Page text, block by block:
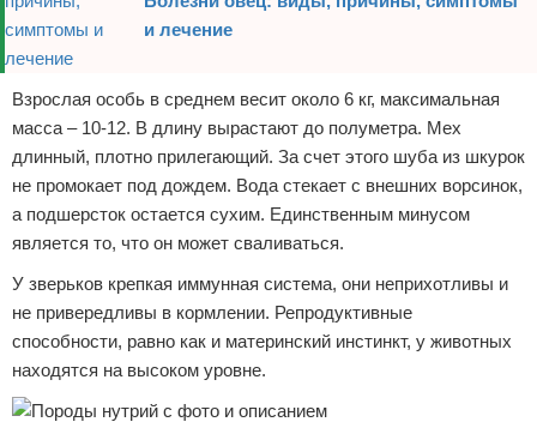
и лечение
Взрослая особь в среднем весит около 6 кг, максимальная
масса – 10-12. В длину вырастают до полуметра. Мех
длинный, плотно прилегающий. За счет этого шуба из шкурок
не промокает под дождем. Вода стекает с внешних ворсинок,
а подшерсток остается сухим. Единственным минусом
является то, что он может сваливаться.
У зверьков крепкая иммунная система, они неприхотливы и
не привередливы в кормлении. Репродуктивные
способности, равно как и материнский инстинкт, у животных
находятся на высоком уровне.